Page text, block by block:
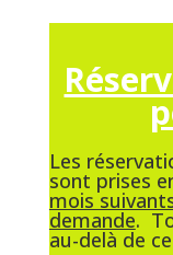
Les
sont prises
mois
demande.
au-delà de